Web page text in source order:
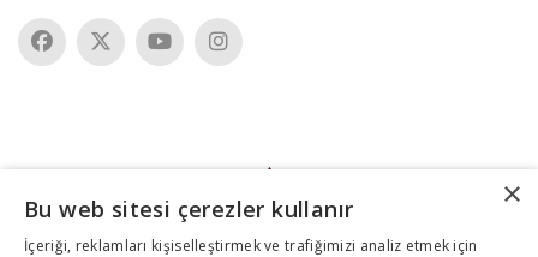
×
Bu web sitesi çerezler kullanır
İçeriği, reklamları kişiselleştirmek ve trafiğimizi analiz etmek için